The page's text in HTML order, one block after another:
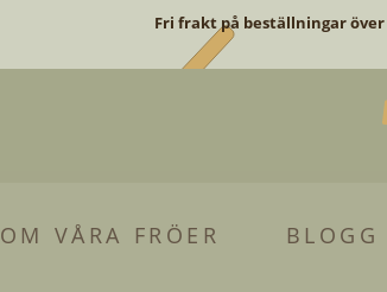
Fri frakt på beställningar över
OM VÅRA FRÖER BLOGG